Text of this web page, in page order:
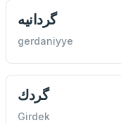
گردانيه
gerdaniyye
گردك
Girdek